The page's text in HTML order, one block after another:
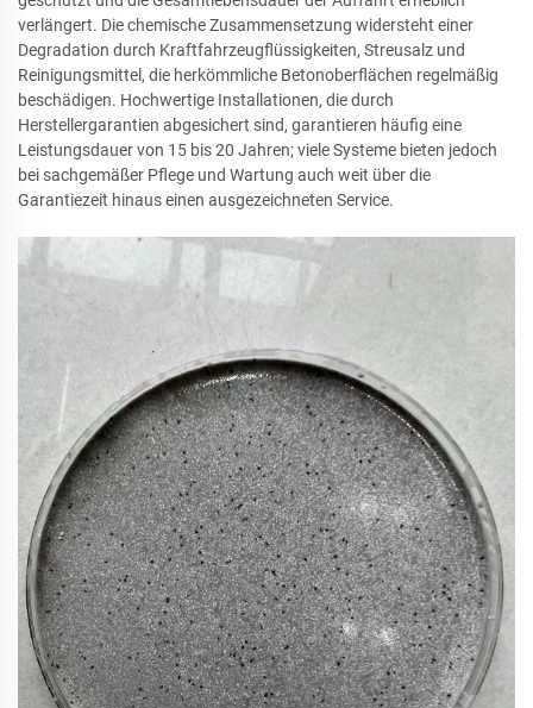
verlängert. Die chemische Zusammensetzung widersteht einer
Degradation durch Kraftfahrzeugflüssigkeiten, Streusalz und
Reinigungsmittel, die herkömmliche Betonoberflächen regelmäßig
beschädigen. Hochwertige Installationen, die durch
Herstellergarantien abgesichert sind, garantieren häufig eine
Leistungsdauer von 15 bis 20 Jahren; viele Systeme bieten jedoch
bei sachgemäßer Pflege und Wartung auch weit über die
Garantiezeit hinaus einen ausgezeichneten Service.